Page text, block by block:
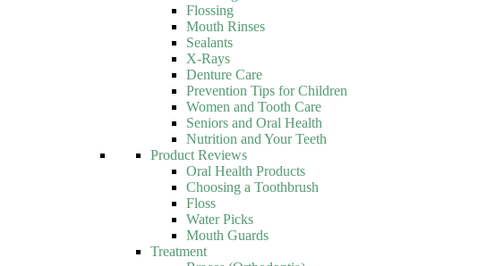
Flossing
Mouth Rinses
Sealants
X-Rays
Denture Care
Prevention Tips for Children
Women and Tooth Care
Seniors and Oral Health
Nutrition and Your Teeth
Product Reviews
Oral Health Products
Choosing a Toothbrush
Floss
Water Picks
Mouth Guards
Treatment